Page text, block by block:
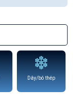
Dây/bó thép